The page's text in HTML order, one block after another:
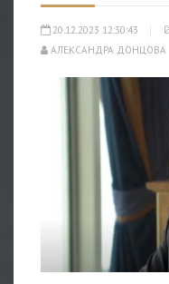
20.12.2023 12:30:43
АЛЕКСАНДРА ДОНЦОВА